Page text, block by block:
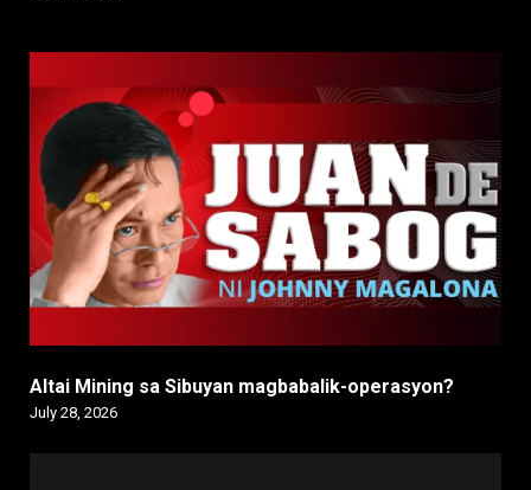
Altai Mining sa Sibuyan magbabalik-operasyon?
July 28, 2026